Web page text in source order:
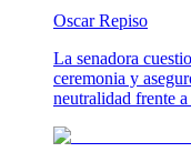
Oscar Repiso
La senadora
ceremonia y
neutralidad frente a